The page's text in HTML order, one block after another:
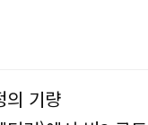
의 기량